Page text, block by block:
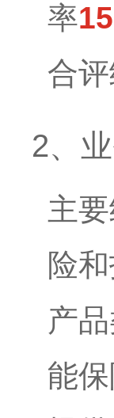
率
合
2、
主
险
产
能